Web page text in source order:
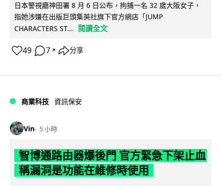
日本警視廳神田署 8 月 6 日公布，拘捕一名 32 歲大阪女子，
指她涉嫌在出版巨頭集英社旗下官方網店「JUMP
CHARACTERS ST...
閱讀全文
49 7 ↗ 分享
商業科技 資訊保安
Vin 5 小時
智博通路由器爆後門 官方緊急下架止血
稱漏洞是功能在維修時使用